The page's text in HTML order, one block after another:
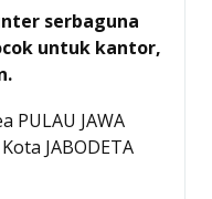
serbaguna
untuk kantor,
PULAU JAWA
JABODETA